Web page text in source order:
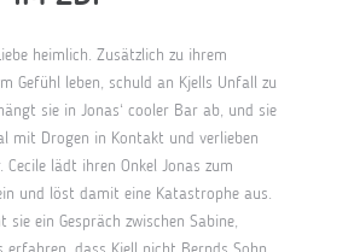
heimlich. Zusätzlich zu ihrem
Gefühl leben, schuld an Kjells Unfall zu
sie in Jonas‘ cooler Bar ab, und sie
mit Drogen in Kontakt und verlieben
lädt ihren Onkel Jonas zum
und löst damit eine Katastrophe aus.
sie ein Gespräch zwischen Sabine,